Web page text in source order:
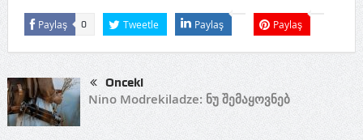
Paylaş 0 Tweetle Paylaş Paylaş
Önceki
Nino Modrekiladze: ნუ შემაყოვნებ